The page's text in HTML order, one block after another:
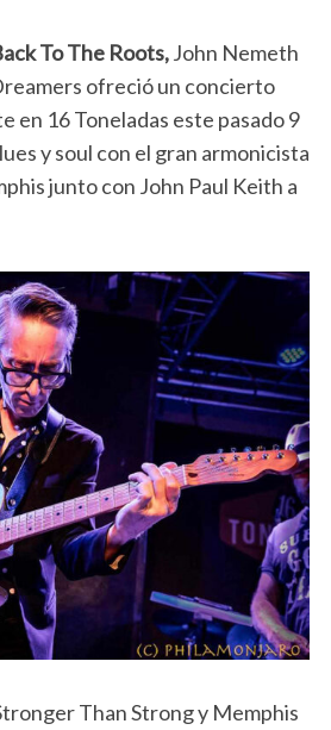
To The Roots,John Nemeth
ofreció un concierto
en 16 Toneladas este pasado 9
y soul con el gran armonicista
junto con John Paul Keith a
Than Strong y Memphis